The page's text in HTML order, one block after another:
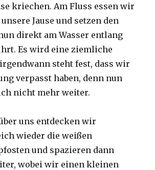
kriechen. Am Fluss essen wir
Jause und setzen den
direkt am Wasser entlang
Es wird eine ziemliche
steht fest, dass wir
verpasst haben, denn nun
nicht mehr weiter.
uns entdecken wir
wieder die weißen
und spazieren dann
wobei wir einen kleinen